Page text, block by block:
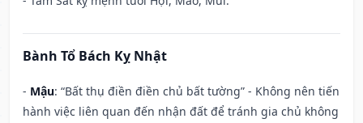
Bành Tổ Bách Kỵ Nhật
- Mậu: “Bất thụ điền điền chủ bất tường” - Không nên tiến
hành việc liên quan đến nhận đất để tránh gia chủ không